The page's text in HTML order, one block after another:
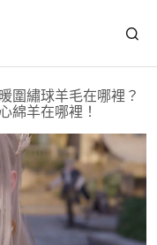
圍繡球羊毛在哪裡？
綿羊在哪裡！